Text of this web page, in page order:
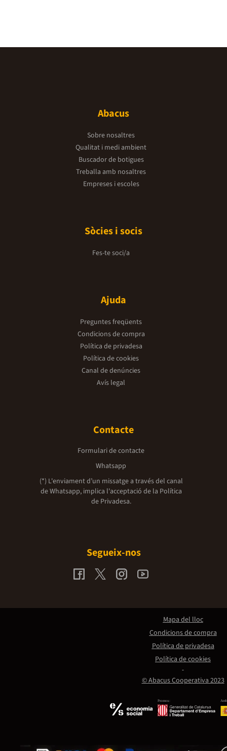
Abacus
Sobre nosaltres
Qualitat i medi ambient
Buscador de botigues
Treballa amb nosaltres
Empreses i escoles
Sòcies i socis
Fes-te soci/a
Ajuda
Preguntes freqüents
Condicions de compra
Política de privadesa
Política de cookies
Canal de denúncies
Avís legal
Contacte
Formulari de contacte
Whatsapp
(*) L'enviament d’un missatge a través del canal
de Whatsapp, implica l'acceptació de la Política
de Privadesa.
Segueix-nos
Promou:
© Abacus Cooperativa 2023
Mapa del lloc
Condicions de compra
Política de privadesa
Política de cookies